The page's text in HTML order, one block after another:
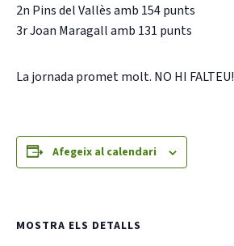
2n Pins del Vallès amb 154 punts
3r Joan Maragall amb 131 punts
La jornada promet molt. NO HI FALTEU!
Afegeix al calendari
MOSTRA ELS DETALLS
CONEIX FUNDESPLAI
Els comptes clars